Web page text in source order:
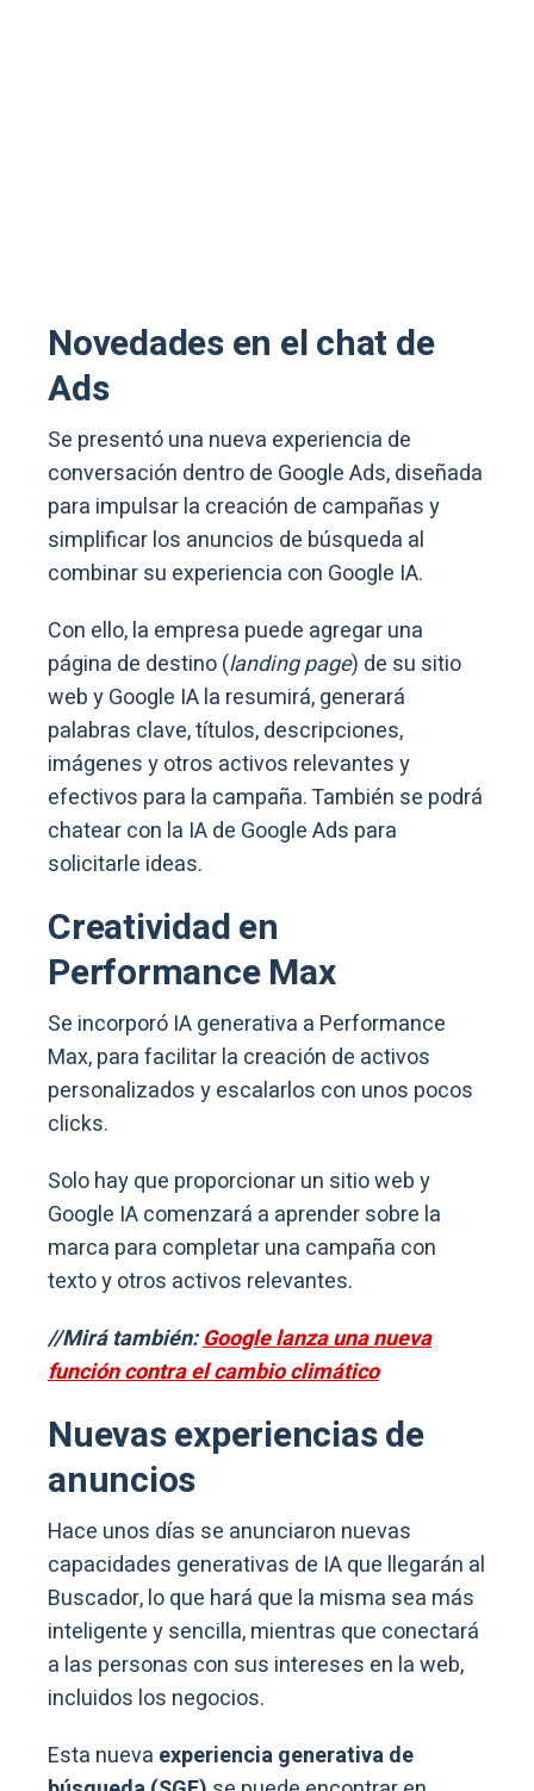
Novedades en el chat de
Ads
Se presentó una nueva experiencia de
conversación dentro de Google Ads, diseñada
para impulsar la creación de campañas y
simplificar los anuncios de búsqueda al
combinar su experiencia con Google IA.
Con ello, la empresa puede agregar una
página de destino (landing page) de su sitio
web y Google IA la resumirá, generará
palabras clave, títulos, descripciones,
imágenes y otros activos relevantes y
efectivos para la campaña. También se podrá
chatear con la IA de Google Ads para
solicitarle ideas.
Creatividad en
Performance Max
Se incorporó IA generativa a Performance
Max, para facilitar la creación de activos
personalizados y escalarlos con unos pocos
clicks.
Solo hay que proporcionar un sitio web y
Google IA comenzará a aprender sobre la
marca para completar una campaña con
texto y otros activos relevantes.
//Mirá también:Google lanza una nueva
función contra el cambio climático
Nuevas experiencias de
anuncios
Hace unos días se anunciaron nuevas
capacidades generativas de IA que llegarán al
Buscador, lo que hará que la misma sea más
inteligente y sencilla, mientras que conectará
a las personas con sus intereses en la web,
incluidos los negocios.
Esta nueva experiencia generativa de